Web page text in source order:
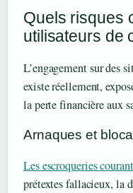
Quels risques
utilisateurs de
L’engagement sur des
existe réellement,
la perte financière aux
Arnaques et
Les escroqueries
prétextes fallacieux, la